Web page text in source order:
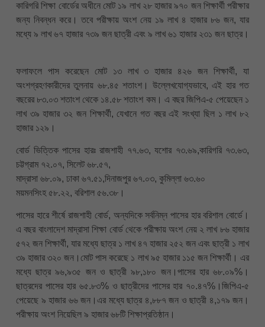
কারিগরি শিক্ষা বোর্ডের অধীনে মোট ১৯ লাখ ২৮ হাজার ৯৭০ জন শিক্ষার্থী পরীক্ষার
জন্য নিবন্ধন করে। তবে পরীক্ষায় অংশ নেয় ১৯ লাখ ৪ হাজার ৮৬ জন, যার
মধ্যে ৯ লাখ ৬৭ হাজার ৭৩৯ জন ছাত্রী এবং ৯ লাখ ৬১ হাজার ২৩১ জন ছাত্র।
ফলাফলে পাস করেছেন মোট ১৩ লাখ ৩ হাজার ৪২৬ জন শিক্ষার্থী, যা
অংশগ্রহণকারীদের তুলনায় ৬৮.৪৫ শতাংশ। উল্লেখযোগ্যভাবে, এই হার গত
বছরের ৮৩.০৩ শতাংশ থেকে ১৪.৫৮ শতাংশ কম। এ বছর জিপিএ-৫ পেয়েছেন ১
লাখ ৩৯ হাজার ৩২ জন শিক্ষার্থী, যেখানে গত বছর এই সংখ্যা ছিল ১ লাখ ৮২
হাজার ১২৯।
বোর্ড ভিত্তিক পাসের হারঃ রাজশাহী ৭৭.৬৩, যশোর ৭৩.৬৯,কারিগরি ৭৩.৬৩,
চট্টগ্রাম ৭২.০৭, সিলেট ৬৮.৫৭,
মাদ্রাসা ৬৮.০৯, ঢাকা ৬৭.৫১,দিনাজপুর ৬৭.০৩, কুমিল্লা ৬৩.৬০
ময়মনসিংহ ৫৮.২২, বরিশাল ৫৬.৩৮।
পাসের হারে শীর্ষে রাজশাহী বোর্ড, অন্যদিকে সর্বনিম্ন পাসের হার বরিশাল বোর্ডে।
এ বছর বাংলাদেশ মাদ্রাসা শিক্ষা বোর্ড থেকে পরীক্ষায় অংশ নেয় ২ লাখ ৮৬ হাজার
৫৭২ জন শিক্ষার্থী, যার মধ্যে ছাত্র ১ লাখ ৪৭ হাজার ২৫২ জন এবং ছাত্রী ১ লাখ
৩৯ হাজার ৩২০ জন।মোট পাস করেছে ১ লাখ ৯৫ হাজার ১১৫ জন শিক্ষার্থী। এর
মধ্যে ছাত্র ৯৬,৯৩৫ জন ও ছাত্রী ৯৮,১৮০ জন।পাসের হার ৬৮.০৯%।
ছাত্রদের পাসের হার ৬৫.৮৩% ও ছাত্রীদের পাসের হার ৭০.৪৭%।জিপিএ-৫
পেয়েছে ৯ হাজার ৬৬ জন।এর মধ্যে ছাত্র ৪,৮৮৭ জন ও ছাত্রী ৪,১৭৯ জন।
পরীক্ষায় অংশ নিয়েছিল ৯ হাজার ৬৮টি শিক্ষাপ্রতিষ্ঠান।